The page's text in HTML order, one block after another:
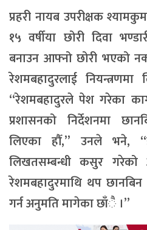
प्रहरी नायब उपरीक्षक
१५ वर्षीया छोरी दिवा
बनाउन आफ्नो छोरी भएको
रेशमबहादुरलाई
“रेशमबहादुरले पेश गरेका
प्रशासनको निर्देशनमा
लिएका हौँ,” उनले भने,
लिखतसम्बन्धी कसुर गरेको
रेशमबहादुरमाथि थप
गर्न अनुमति मागेका छाँै ।”